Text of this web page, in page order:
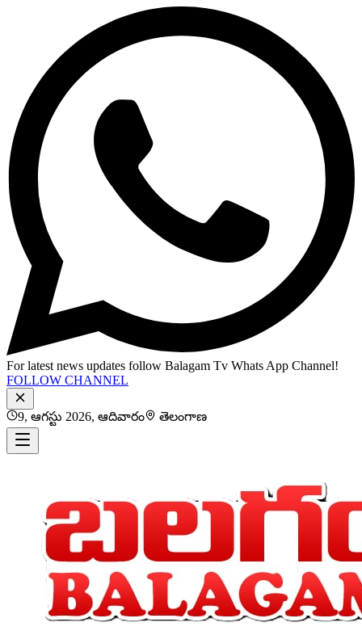
For latest news updates follow Balagam Tv Whats App Channel!
FOLLOW CHANNEL
9, ఆగస్టు 2026, ఆదివారం తెలంగాణ